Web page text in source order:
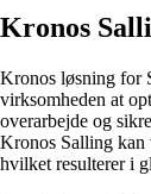
Kronos
Kronos løsning for
virksomheden at
overarbejde og
Kronos Salling kan
hvilket resulterer i